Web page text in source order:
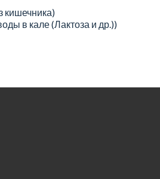
кишечника)
в кале (Лактоза и др.))